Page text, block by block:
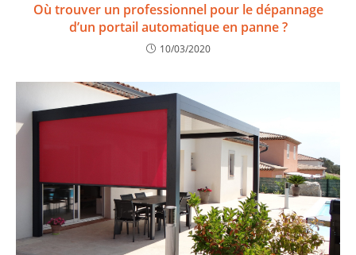
Où trouver un professionnel pour le dépannage
d’un portail automatique en panne ?
10/03/2020